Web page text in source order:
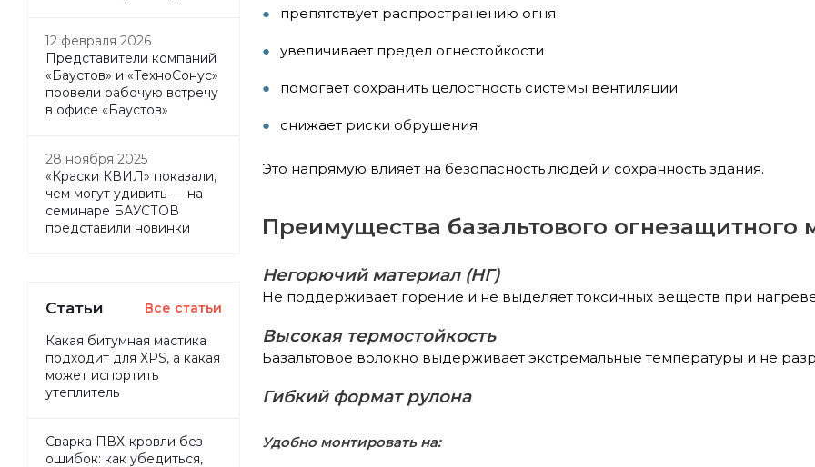
препятствует распространению огня
увеличивает предел огнестойкости
помогает сохранить целостность системы вентиляции
снижает риски обрушения
Это напрямую влияет на безопасность людей и сохранность здания.
Преимущества базальтового огнезащитного
Негорючий материал (НГ)
Не поддерживает горение и не выделяет токсичных веществ при
Высокая термостойкость
Базальтовое волокно выдерживает экстремальные температуры и не
Гибкий формат рулона
Удобно монтировать на:
12 февраля 2026
Представители компаний
«Баустов» и «ТехноСонус»
провели рабочую встречу
в офисе «Баустов»
28 ноября 2025
«Краски КВИЛ» показали,
чем могут удивить — на
семинаре БАУСТОВ
представили новинки
Статьи Все статьи
Какая битумная мастика
подходит для XPS, а какая
может испортить
утеплитель
Сварка ПВХ-кровли без
ошибок: как убедиться,